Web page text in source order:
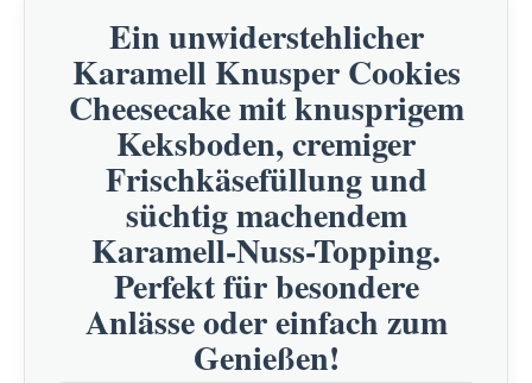
Ein unwiderstehlicher
Karamell Knusper Cookies
Cheesecake mit knusprigem
Keksboden, cremiger
Frischkäsefüllung und
süchtig machendem
Karamell-Nuss-Topping.
Perfekt für besondere
Anlässe oder einfach zum
Genießen!